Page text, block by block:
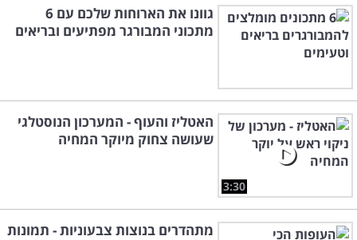
גוונו את הארוחות שלכם עם 6
מתכוני המבורגר מפתיעים ובריאים
3:30
האטליז והעוף - המערכון הנוסטלגי
שעושה צחוק מיוקר המחיה
מתהדרים בנוצות צבעוניות - תמונות